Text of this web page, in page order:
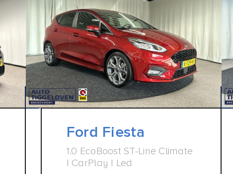
Ford Fiesta
1.0 EcoBoost ST-Line Climate
| CarPlay | Led